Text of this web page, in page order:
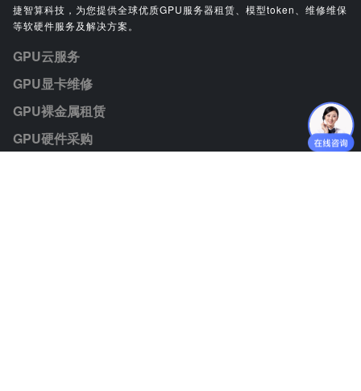
捷智算科技，为您提供全球优质GPU服务器租赁、模型token、维修维保
等软硬件服务及解决方案。
GPU云服务
GPU显卡维修
GPU裸金属租赁
GPU硬件采购